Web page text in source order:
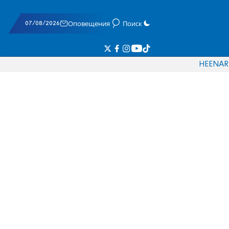
07/08/2026 Оповещения Поиск
HEENAR